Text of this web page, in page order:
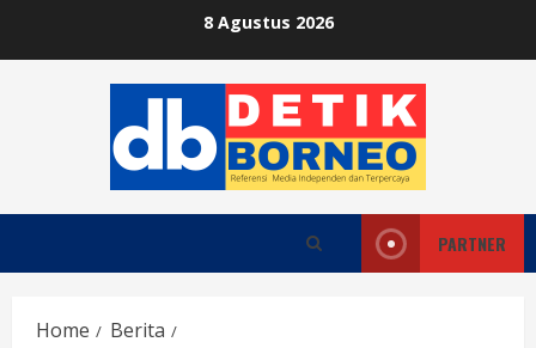
8 Agustus 2026
PARTNER
Home
Berita